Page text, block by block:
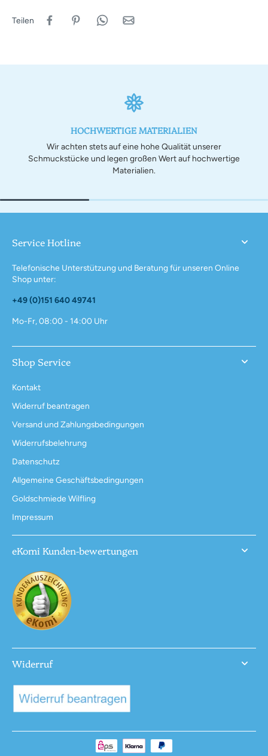
Teilen
HOCHWERTIGE MATERIALIEN
Wir achten stets auf eine hohe Qualität unserer
Schmuckstücke und legen großen Wert auf hochwertige
Materialien.
Service Hotline
Telefonische Unterstützung und Beratung für unseren Online
Shop unter:
+49 (0)151 640 49741
Mo-Fr, 08:00 - 14:00 Uhr
Shop Service
Kontakt
Widerruf beantragen
Versand und Zahlungsbedingungen
Widerrufsbelehrung
Datenschutz
Allgemeine Geschäftsbedingungen
Goldschmiede Wilfling
Impressum
eKomi Kunden-bewertungen
Widerruf